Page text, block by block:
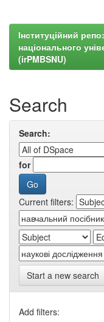
Інституційний
національного
(irPMBSNU)
Search
Search:
for
Current filters:
Start a new search
Add filters: